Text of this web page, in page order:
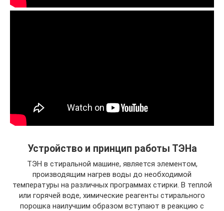
Устройство и принцип работы ТЭНа
ТЭН в стиральной машине, является элементом,
производящим нагрев воды до необходимой
температуры на различных программах стирки. В теплой
или горячей воде, химические реагенты стирального
порошка наилучшим образом вступают в реакцию с